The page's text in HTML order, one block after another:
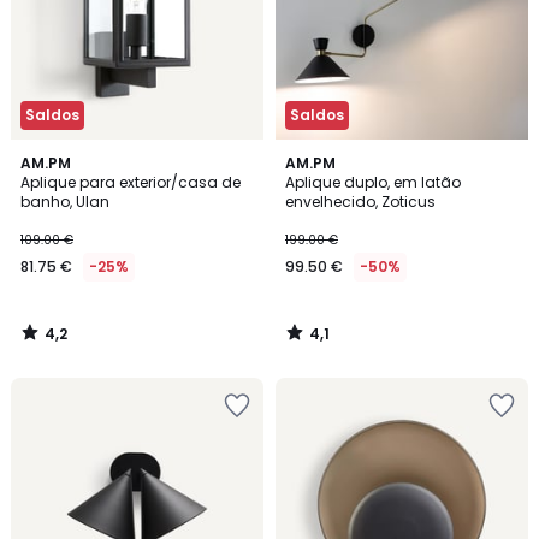
Saldos
AM.PM
Aplique para exterior/casa de
banho, Ulan
109.00 €
81.75 € -25%
4,2
/ 5
4,2
/
Saldos
AM.PM
Aplique duplo, em latão
envelhecido, Zoticus
199.00 €
99.50 € -50%
4,1
/ 5
4,1
/